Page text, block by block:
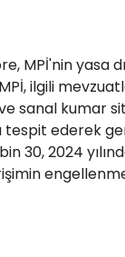
MPİ'nin yasa
ilgili
sanal kumar
ederek
30, 2024